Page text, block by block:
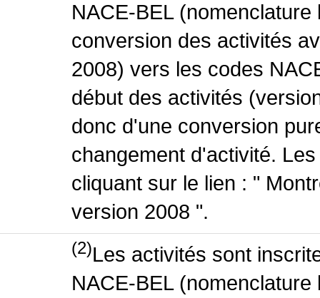
NACE-BEL
conversion des activités
2008) vers les codes
début des activités
donc d'une conversion
changement d'activité.
cliquant sur le lien : "
version 2008 ".
(2)Les activités sont
NACE-BEL